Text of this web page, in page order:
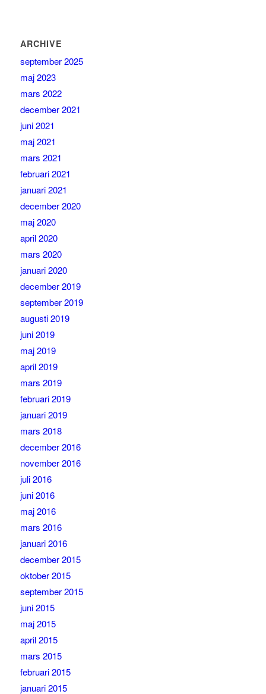
ARCHIVE
september 2025
maj 2023
mars 2022
december 2021
juni 2021
maj 2021
mars 2021
februari 2021
januari 2021
december 2020
maj 2020
april 2020
mars 2020
januari 2020
december 2019
september 2019
augusti 2019
juni 2019
maj 2019
april 2019
mars 2019
februari 2019
januari 2019
mars 2018
december 2016
november 2016
juli 2016
juni 2016
maj 2016
mars 2016
januari 2016
december 2015
oktober 2015
september 2015
juni 2015
maj 2015
april 2015
mars 2015
februari 2015
januari 2015